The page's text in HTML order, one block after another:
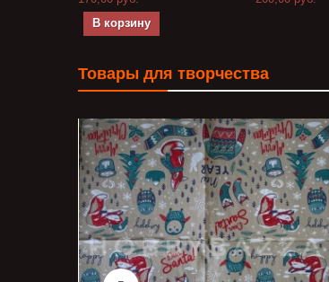
В корзину
Товары для творчества